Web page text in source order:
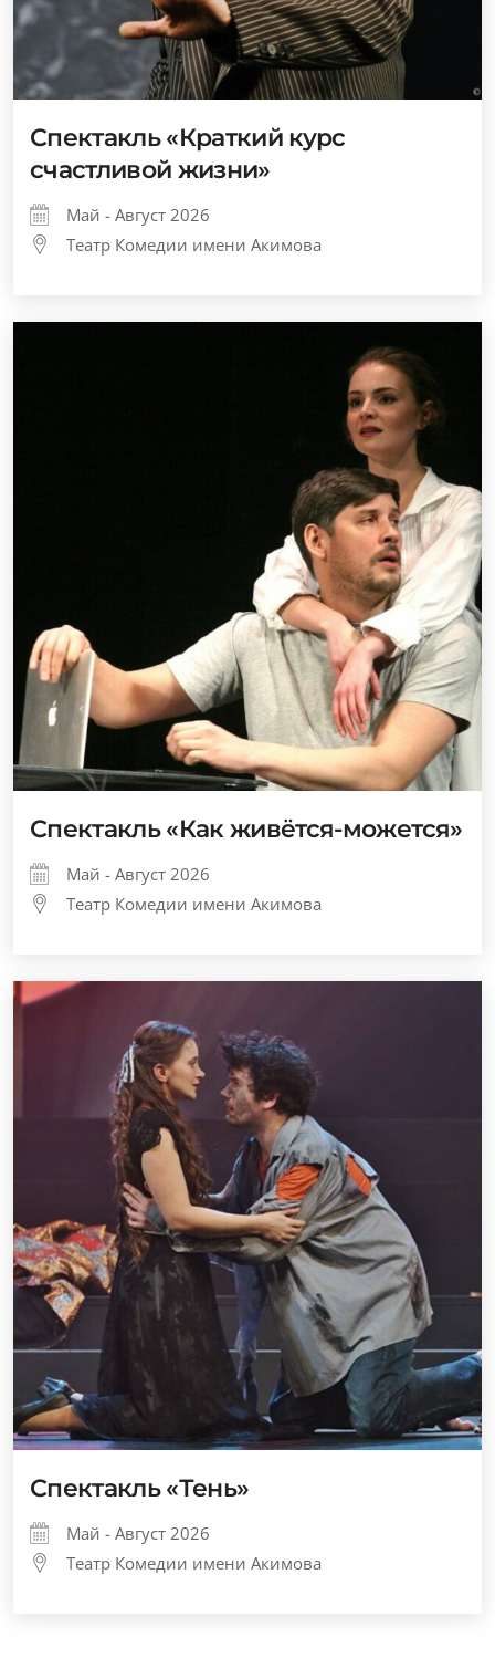
Спектакль «Краткий курс
счастливой жизни»
Май - Август 2026
Театр Комедии имени Акимова
Спектакль «Как живётся-можется»
Май - Август 2026
Театр Комедии имени Акимова
Спектакль «Тень»
Май - Август 2026
Театр Комедии имени Акимова